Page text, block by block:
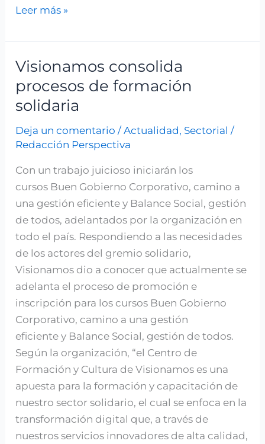
Leer más »
Visionamos consolida
procesos de formación
solidaria
Deja un comentario /Actualidad, Sectorial /
Redacción Perspectiva
Con un trabajo juicioso iniciarán los
cursos Buen Gobierno Corporativo, camino a
una gestión eficiente y Balance Social, gestión
de todos, adelantados por la organización en
todo el país. Respondiendo a las necesidades
de los actores del gremio solidario,
Visionamos dio a conocer que actualmente se
adelanta el proceso de promoción e
inscripción para los cursos Buen Gobierno
Corporativo, camino a una gestión
eficiente y Balance Social, gestión de todos.
Según la organización, “el Centro de
Formación y Cultura de Visionamos es una
apuesta para la formación y capacitación de
nuestro sector solidario, el cual se enfoca en la
transformación digital que, a través de
nuestros servicios innovadores de alta calidad,
Visionamos
consolida
procesos
de
formación
solidaria